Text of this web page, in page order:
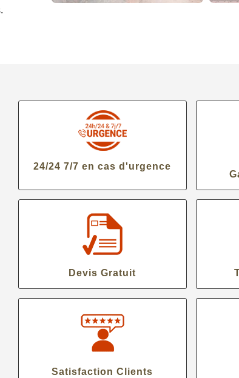
24/24 7/7 en cas d'urgence
Devis Gratuit
Satisfaction Clients